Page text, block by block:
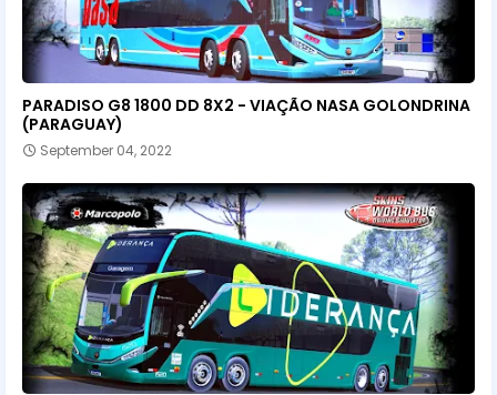
PARADISO G8 1800 DD 8X2 - VIAÇÃO NASA GOLONDRINA
(PARAGUAY)
September 04, 2022